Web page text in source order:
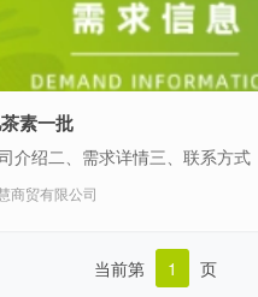
素一批
介绍二、需求详情三、联系方式
商贸有限公司
当前第 1 页